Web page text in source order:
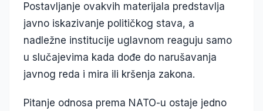
Postavljanje ovakvih materijala predstavlja
javno iskazivanje političkog stava, a
nadležne institucije uglavnom reaguju samo
u slučajevima kada dođe do narušavanja
javnog reda i mira ili kršenja zakona.
Pitanje odnosa prema NATO-u ostaje jedno